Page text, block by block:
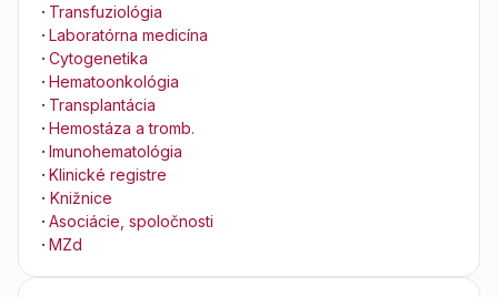
· Transfuziológia
· Laboratórna medicína
· Cytogenetika
· Hematoonkológia
· Transplantácia
· Hemostáza a tromb.
· Imunohematológia
· Klinické registre
· Knižnice
· Asociácie, spoločnosti
· MZd